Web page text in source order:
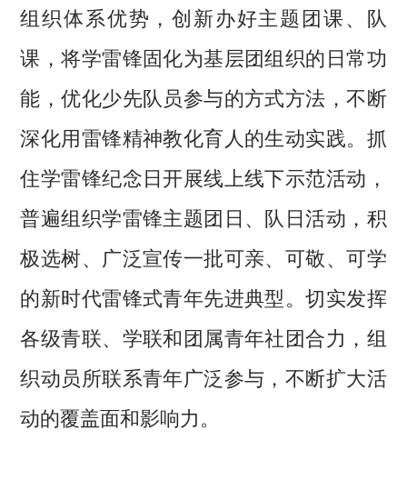
组织体系优势，创新办好主题团课、队
课，将学雷锋固化为基层团组织的日常功
能，优化少先队员参与的方式方法，不断
深化用雷锋精神教化育人的生动实践。抓
住学雷锋纪念日开展线上线下示范活动，
普遍组织学雷锋主题团日、队日活动，积
极选树、广泛宣传一批可亲、可敬、可学
的新时代雷锋式青年先进典型。切实发挥
各级青联、学联和团属青年社团合力，组
织动员所联系青年广泛参与，不断扩大活
动的覆盖面和影响力。